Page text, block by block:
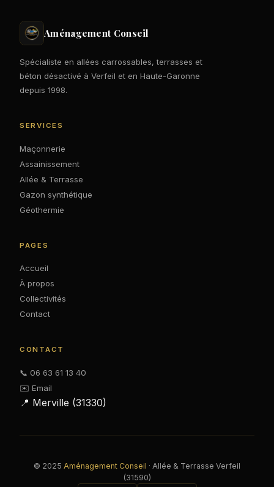
Aménagement Conseil
Spécialiste en allées carrossables, terrasses et
béton désactivé à Verfeil et en Haute-Garonne
depuis 1998.
SERVICES
Maçonnerie
Assainissement
Allée & Terrasse
Gazon synthétique
Géothermie
PAGES
Accueil
À propos
Collectivités
Contact
CONTACT
📞 06 63 61 13 40
✉️ Email
📍 Merville (31330)
© 2025 Aménagement Conseil · Allée & Terrasse Verfeil
(31590)